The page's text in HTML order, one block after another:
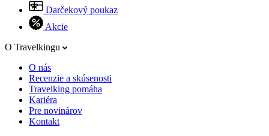
Darčekový poukaz
Akcie
O Travelkingu
O nás
Recenzie a skúsenosti
Travelking pomáha
Kariéra
Pre novinárov
Kontakt